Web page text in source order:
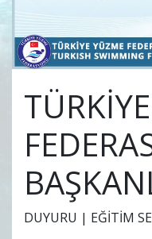
DUYURU | EĞİTİM